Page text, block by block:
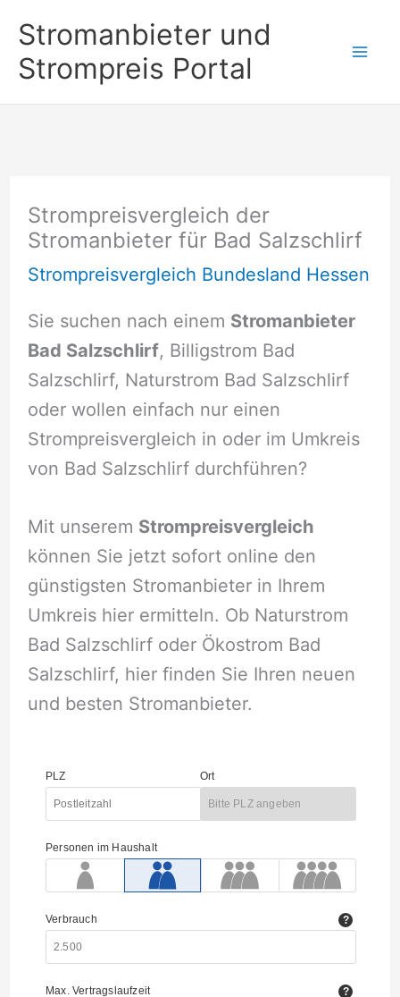
Inhalt
springen
Stromanbieter und
Strompreis Portal
Strompreisvergleich der
Stromanbieter für Bad Salzschlirf
Strompreisvergleich Bundesland Hessen
Sie suchen nach einem Stromanbieter
Bad Salzschlirf, Billigstrom Bad
Salzschlirf, Naturstrom Bad Salzschlirf
oder wollen einfach nur einen
Strompreisvergleich in oder im Umkreis
von Bad Salzschlirf durchführen?
Mit unserem Strompreisvergleich
können Sie jetzt sofort online den
günstigsten Stromanbieter in Ihrem
Umkreis hier ermitteln. Ob Naturstrom
Bad Salzschlirf oder Ökostrom Bad
Salzschlirf, hier finden Sie Ihren neuen
und besten Stromanbieter.